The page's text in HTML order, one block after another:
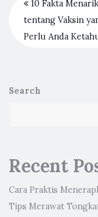
10 Fakta Menarik
tentang Vaksin
Perlu Anda
Search
Recent
Cara Praktis
Tips Merawat